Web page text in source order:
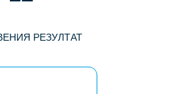
РЕЗУЛТАТ